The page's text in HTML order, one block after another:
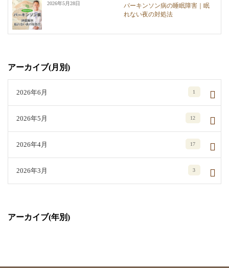
2026年5月28日
パーキンソン病の睡眠障害｜眠
れない夜の対処法
アーカイブ(月別)
2026年6月 1
2026年5月 12
2026年4月 17
2026年3月 3
アーカイブ(年別)